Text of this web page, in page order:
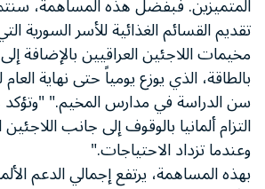
تقديم القسائم الغذائية للأسر السورية
مخيمات اللاجئين العراقيين بالإضافة
بالطاقة، الذي يوزع يومياً حتى نهاية
سن الدراسة في مدارس المخيم."
التزام ألمانيا بالوقوف إلى جانب اللاجئين
وعندما تزداد الاحتياجات."
بهذه المساهمة، يرتفع إجمالي الدعم